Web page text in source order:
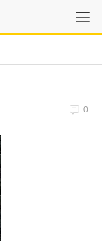
0